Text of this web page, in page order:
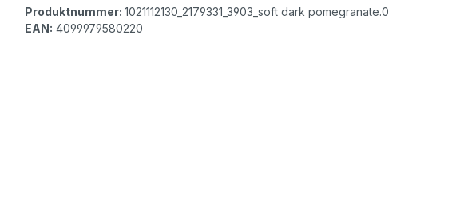
Produktnummer: 1021112130_2179331_3903_soft dark pomegranate.0
EAN: 4099979580220